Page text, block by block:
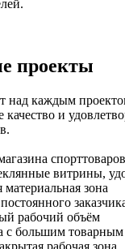
проекты
над каждым
качество и